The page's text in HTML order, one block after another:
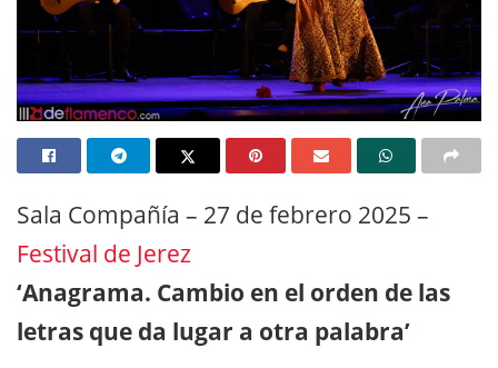
Sala Compañía – 27 de febrero 2025 –
Festival de Jerez
‘Anagrama. Cambio en el orden de las
letras que da lugar a otra palabra’